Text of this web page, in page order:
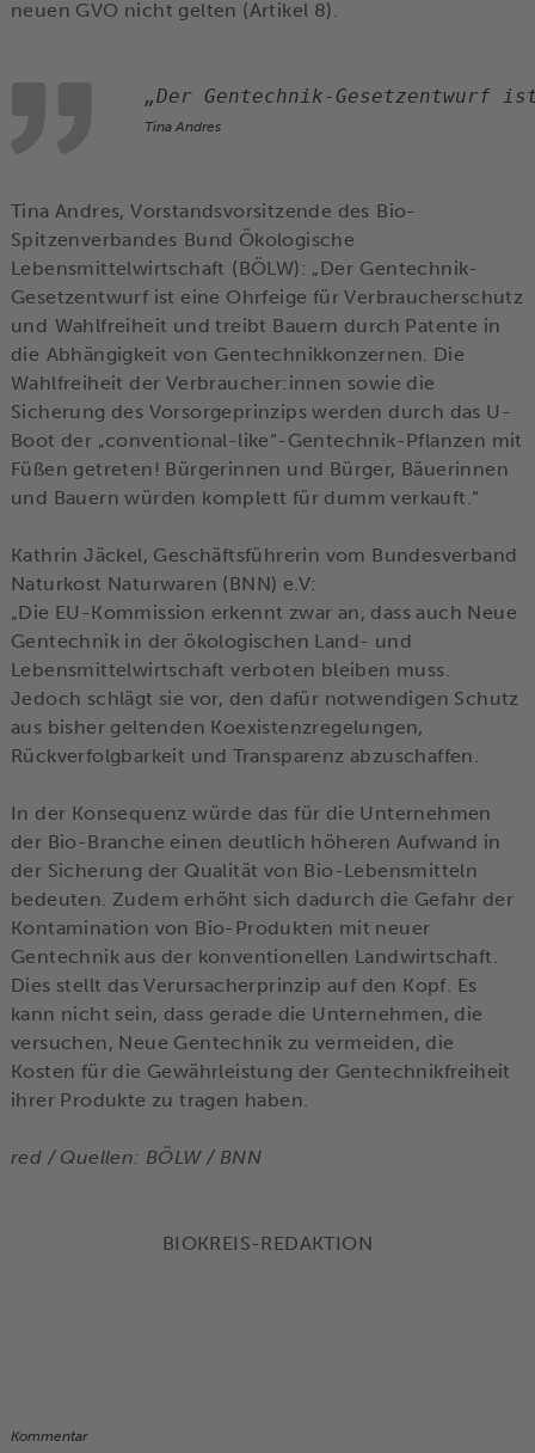
neuen GVO nicht gelten (Artikel 8).
„Der Gentechnik-Gesetzentwurf
Tina Andres
Tina Andres, Vorstandsvorsitzende des Bio-
Spitzenverbandes Bund Ökologische
Lebensmittelwirtschaft (BÖLW): „Der Gentechnik-
Gesetzentwurf ist eine Ohrfeige für Verbraucherschutz
und Wahlfreiheit und treibt Bauern durch Patente in
die Abhängigkeit von Gentechnikkonzernen. Die
Wahlfreiheit der Verbraucher:innen sowie die
Sicherung des Vorsorgeprinzips werden durch das U-
Boot der „conventional-like“-Gentechnik-Pflanzen mit
Füßen getreten! Bürgerinnen und Bürger, Bäuerinnen
und Bauern würden komplett für dumm verkauft.“
Kathrin Jäckel, Geschäftsführerin vom Bundesverband
Naturkost Naturwaren (BNN) e.V:
„Die EU-Kommission erkennt zwar an, dass auch Neue
Gentechnik in der ökologischen Land- und
Lebensmittelwirtschaft verboten bleiben muss.
Jedoch schlägt sie vor, den dafür notwendigen Schutz
aus bisher geltenden Koexistenzregelungen,
Rückverfolgbarkeit und Transparenz abzuschaffen.
In der Konsequenz würde das für die Unternehmen
der Bio-Branche einen deutlich höheren Aufwand in
der Sicherung der Qualität von Bio-Lebensmitteln
bedeuten. Zudem erhöht sich dadurch die Gefahr der
Kontamination von Bio-Produkten mit neuer
Gentechnik aus der konventionellen Landwirtschaft.
Dies stellt das Verursacherprinzip auf den Kopf. Es
kann nicht sein, dass gerade die Unternehmen, die
versuchen, Neue Gentechnik zu vermeiden, die
Kosten für die Gewährleistung der Gentechnikfreiheit
ihrer Produkte zu tragen haben.
red / Quellen: BÖLW / BNN
BIOKREIS-REDAKTION
Kommentar